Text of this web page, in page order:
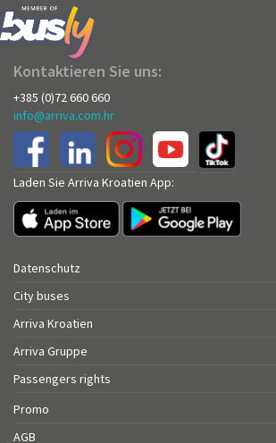
Kontaktieren Sie uns:
+385 (0)72 660 660
info@arriva.com.hr
Laden Sie Arriva Kroatien App:
Datenschutz
City buses
Arriva Kroatien
Arriva Gruppe
Passengers rights
Promo
AGB